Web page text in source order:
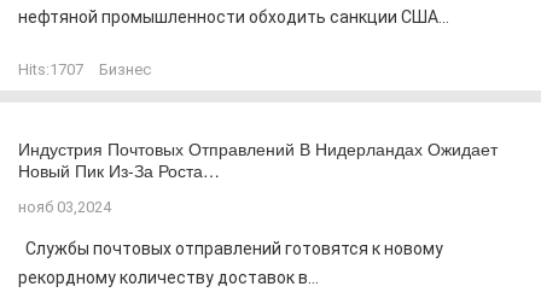
нефтяной промышленности обходить санкции США...
Hits:1707 Бизнес
Индустрия Почтовых Отправлений В Нидерландах Ожидает
Новый Пик Из-За Роста…
нояб 03,2024
Службы почтовых отправлений готовятся к новому
рекордному количеству доставок в...